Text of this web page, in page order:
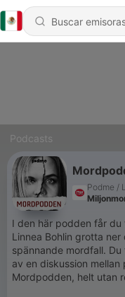
Podcasts
Podme /
I den här podden får du
Linnea Bohlin grotta
spännande mordfall.
av en diskussion
Mordpodden, helt utan
podme.com - de första